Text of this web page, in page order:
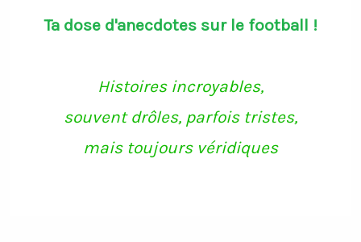
Ta dose d'anecdotes sur le football !
Histoires incroyables,
souvent drôles, parfois tristes,
mais toujours véridiques